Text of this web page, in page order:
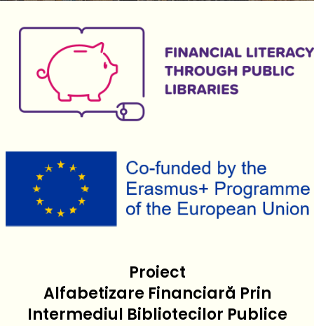
Proiect
Alfabetizare Financiară Prin
Intermediul Bibliotecilor Publice